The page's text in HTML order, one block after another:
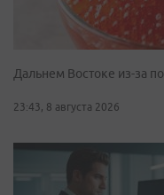
Дальнем Востоке из-за
23:43, 8 августа 2026